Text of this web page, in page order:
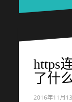
https
了什
2016年11月